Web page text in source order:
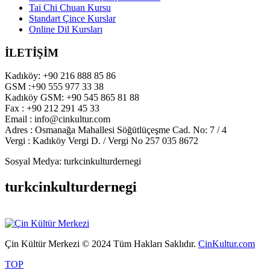
Tai Chi Chuan Kursu
Standart Çince Kurslar
Online Dil Kursları
İLETİŞİM
Kadıköy: +90 216 888 85 86
GSM :+90 555 977 33 38
Kadıköy GSM: +90 545 865 81 88
Fax : +90 212 291 45 33
Email : info@cinkultur.com
Adres : Osmanağa Mahallesi Söğütlüçeşme Cad. No: 7 / 4
Vergi : Kadıköy Vergi D. / Vergi No 257 035 8672
Sosyal Medya: turkcinkulturdernegi
turkcinkulturdernegi
Çin Kültür Merkezi © 2024 Tüm Hakları Saklıdır. CinKultur.com
TOP